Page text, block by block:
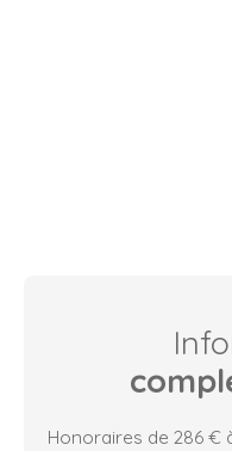
Honoraires de 286 €